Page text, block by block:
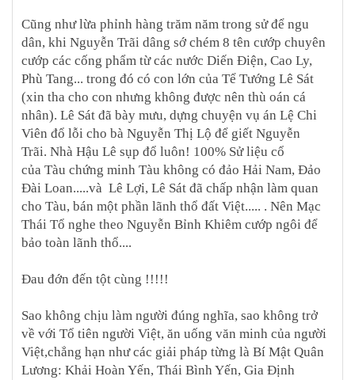
Cũng như lừa phỉnh hàng trăm năm trong sử để ngu
dân, khi Nguyễn Trãi dâng sớ chém 8 tên cướp chuyên
cướp các cống phẩm từ các nước Diến Điện, Cao Ly,
Phù Tang... trong đó có con lớn của Tể Tướng Lê Sát
(xin tha cho con nhưng không được nên thù oán cá
nhân). Lê Sát đã bày mưu, dựng chuyện vụ án Lệ Chi
Viên đổ lỗi cho bà Nguyễn Thị Lộ để giết Nguyễn
Trãi.Nhà Hậu Lê sụp đổ luôn! 100% Sử liệu cổ
củaTàu chứng minh Tàu không có đảo Hải Nam, Đảo
Đài Loan.....và Lê Lợi, Lê Sát đã chấp nhận làm quan
cho Tàu, bán một phần lãnh thổ đất Việt..... . Nên Mạc
Thái Tổ nghe theo Nguyễn Bỉnh Khiêm cướp ngôi để
bảo toàn lãnh thổ....
Đau đớn đến tột cùng !!!!!
Sao không chịu làm người đúng nghĩa, sao không trở
về với Tổ tiên người Việt, ăn uống văn minh của người
Việt,chẳng hạn như các giải pháp từng là Bí Mật Quân
Lương: Khải Hoàn Yến, Thái Bình Yến, Gia Định